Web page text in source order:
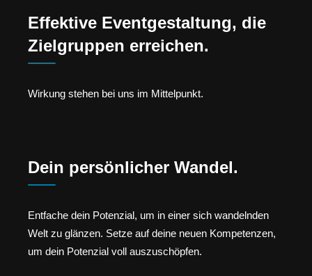
Effektive Eventgestaltung, die
Zielgruppen erreichen.
Wirkung stehen bei uns im Mittelpunkt.
Dein persönlicher Wandel.
Entfache dein Potenzial, um in einer sich wandelnden
Welt zu glänzen. Setze auf deine neuen Kompetenzen,
um dein Potenzial voll auszuschöpfen.